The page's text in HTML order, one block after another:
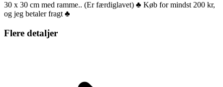
30 x 30 cm med ramme.. (Er færdiglavet) ♣️ Køb for mindst 200 kr,
og jeg betaler fragt ♣️
Flere detaljer